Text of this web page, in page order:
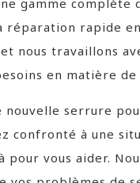
gamme complète
réparation rapide
nous travaillons
en matière de
nouvelle serrure
confronté à une
pour vous aider.